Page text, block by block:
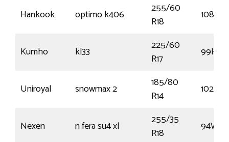
Hankook optimo k406
255/60
R18
108H
Kumho kl33
225/60
R17
99H
Uniroyal snowmax 2
185/80
R14
102Q
Nexen n fera su4 xl
255/35
R18
94W